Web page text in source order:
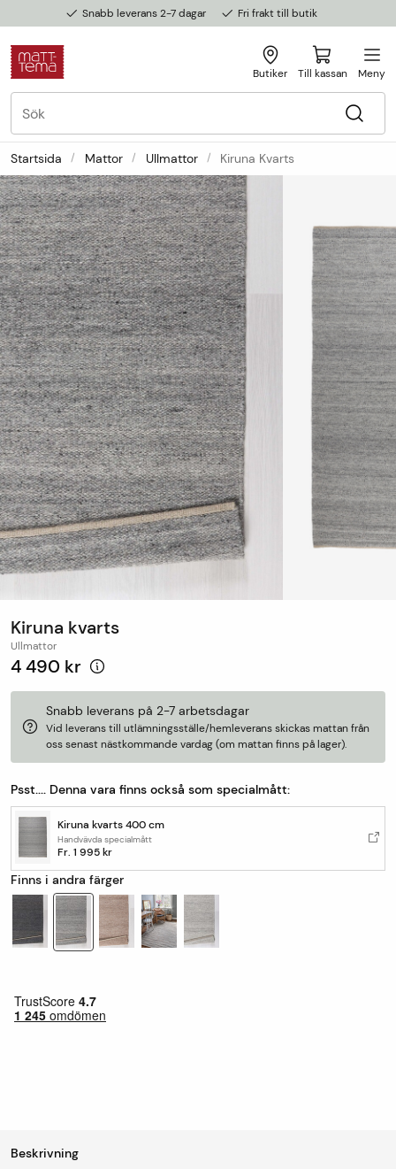
Snabb leverans 2-7 dagar Fri frakt till butik
Butiker Till kassan Meny
Startsida Mattor Ullmattor Kiruna Kvarts
Kiruna kvarts
Ullmattor
4 490 kr
Snabb leverans på 2-7 arbetsdagar
Vid leverans till utlämningsställe/hemleverans skickas mattan från
oss senast nästkommande vardag (om mattan finns på lager).
Psst.... Denna vara finns också som specialmått:
Kiruna kvarts 400 cm
Handvävda specialmått
Fr. 1 995 kr
Finns i andra färger
Beskrivning